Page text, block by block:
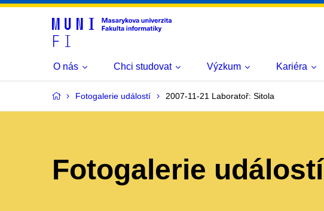
O nás Chci studovat Výzkum Kariéra
Fotogalerie událostí 2007-11-21 Laboratoř: Sitola
Fotogalerie událostí